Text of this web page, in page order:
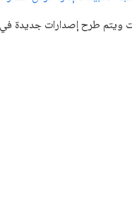
ويتم طرح إصدارات جديدة